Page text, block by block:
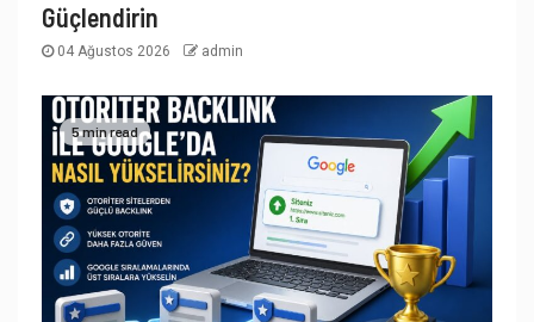
Güçlendirin
04 Ağustos 2026 admin
5 min read